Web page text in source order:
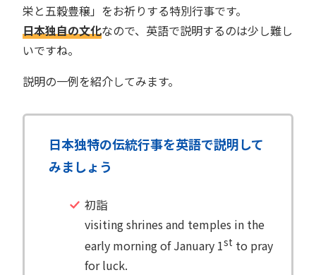
栄と五穀豊穣」をお祈りする特別行事です。
日本独自の文化なので、英語で説明するのは少し難し
いですね。
説明の一例を紹介してみます。
日本独特の伝統行事を英語で説明して
みましょう
初詣
visiting shrines and temples in the
early morning of January 1st to pray
for luck.